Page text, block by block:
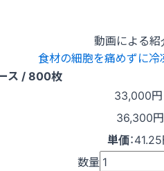
動画による紹
食材の細胞を痛めずに冷
ス / 800枚
33,000円
36,300
単価：
数量